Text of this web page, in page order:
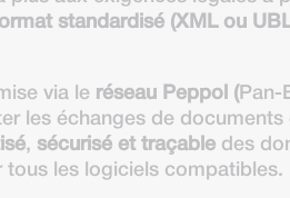
standardisé (XML ou
via le réseau Peppol ( Pan-
les échanges de
, sécurisé et traçable des
les logiciels compatibles.